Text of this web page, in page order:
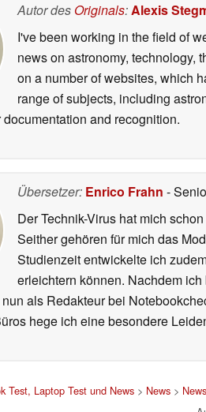
Autor des Originals:Alexis
I've been working in the field of
news on astronomy, technology,
on a number of websites, which
range of subjects, including
and recognition.
Übersetzer: Enrico Frahn -
Der Technik-Virus hat mich
Seither gehören für mich das
Studienzeit entwickelte ich
erleichtern können. Nachdem
als Redakteur bei
hege ich eine besondere
Test, Laptop Test und News > News >